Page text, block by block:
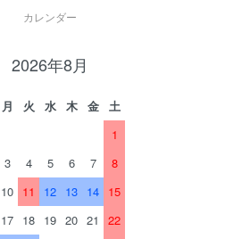
カレンダー
2026年8月
月 火 水 木 金
土
1
3 4 5 6 7
8
10 11 12 13 14 15
17 18 19 20 21
22